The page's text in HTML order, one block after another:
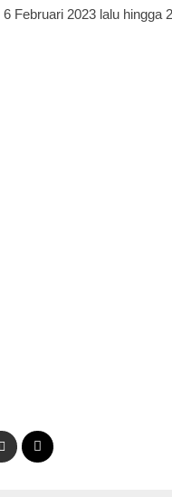
Februari 2023 lalu hingga